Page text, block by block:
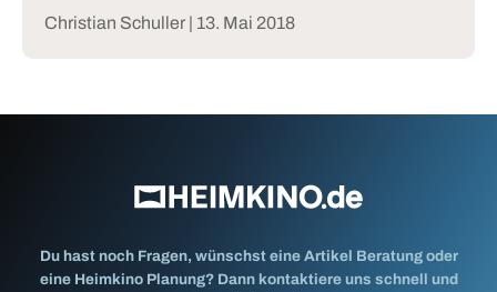
Christian Schuller | 13. Mai 2018
Du hast noch Fragen, wünschst eine Artikel Beratung oder
eine Heimkino Planung? Dann kontaktiere uns schnell und